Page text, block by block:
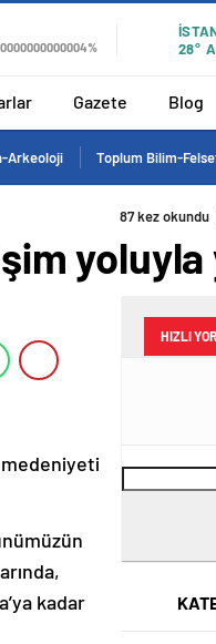
28°
Gazete Blog
Arkeoloji Toplum Bilim-
87 kez okundu
yoluyla
kadar
HIZLI